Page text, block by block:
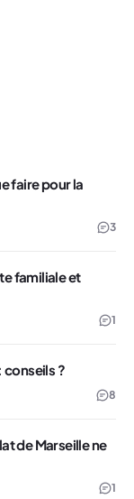
faire pour la
3
familiale et
1
conseils ?
8
de Marseille ne
1